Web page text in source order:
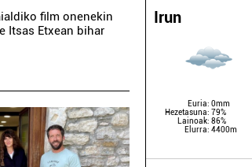
film onenekin
Itsas Etxean bihar
Irun
Euria: 0mm
Hezetasuna: 79%
Lainoak: 86%
Elurra: 4400m